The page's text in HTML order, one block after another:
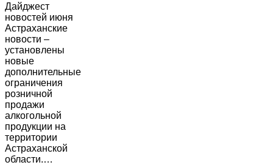
Дайджест
новостей июня
Астраханские
новости –
установлены
новые
дополнительные
ограничения
розничной
продажи
алкогольной
продукции на
территории
Астраханской
области.…